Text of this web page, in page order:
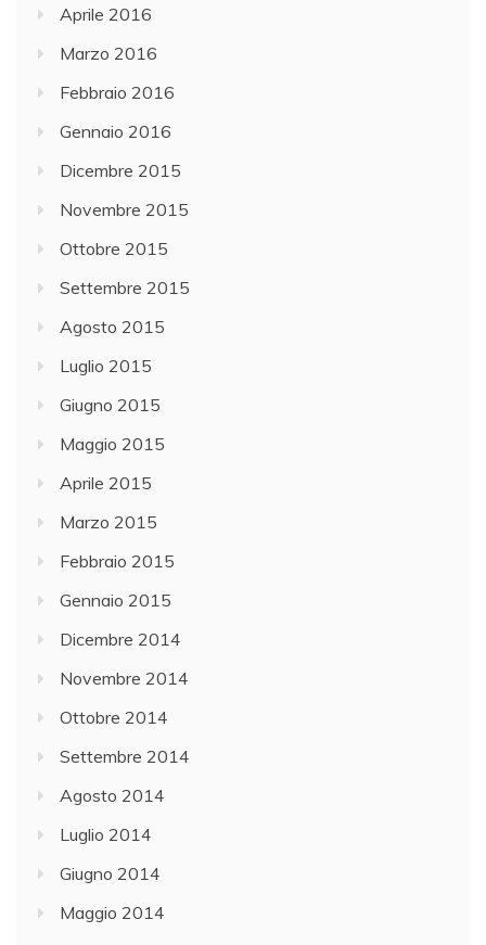
Aprile 2016
Marzo 2016
Febbraio 2016
Gennaio 2016
Dicembre 2015
Novembre 2015
Ottobre 2015
Settembre 2015
Agosto 2015
Luglio 2015
Giugno 2015
Maggio 2015
Aprile 2015
Marzo 2015
Febbraio 2015
Gennaio 2015
Dicembre 2014
Novembre 2014
Ottobre 2014
Settembre 2014
Agosto 2014
Luglio 2014
Giugno 2014
Maggio 2014